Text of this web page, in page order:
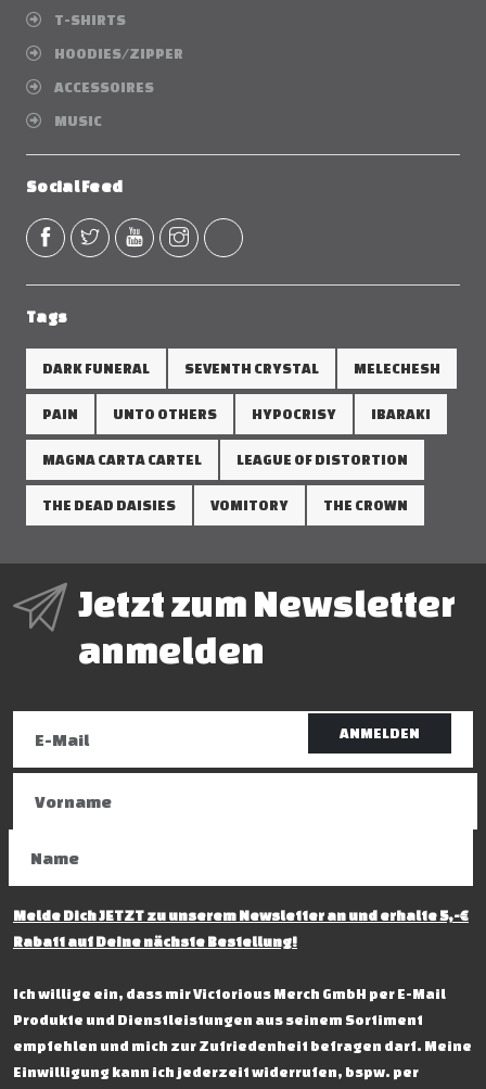
T-SHIRTS
HOODIES/ZIPPER
ACCESSOIRES
MUSIC
Social Feed
Tags
DARK FUNERAL SEVENTH CRYSTAL MELECHESH
PAIN UNTO OTHERS HYPOCRISY IBARAKI
MAGNA CARTA CARTEL LEAGUE OF DISTORTION
THE DEAD DAISIES VOMITORY THE CROWN
Jetzt zum Newsletter
anmelden
ANMELDEN
Melde Dich JETZT zu unserem Newsletter an und erhalte 5,-€
Rabatt auf Deine nächste Bestellung!
Ich willige ein, dass mir Victorious Merch GmbH per E-Mail
Produkte und Dienstleistungen aus seinem Sortiment
empfehlen und mich zur Zufriedenheit befragen darf. Meine
Einwilligung kann ich jederzeit widerrufen, bspw. per